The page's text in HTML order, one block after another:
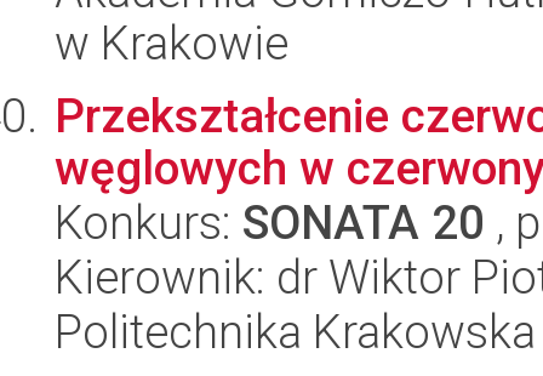
w Krakowie
Przekształcenie
węglowych w
Konkurs: SONATA 20 ,
Kierownik: dr Wiktor
Politechnika